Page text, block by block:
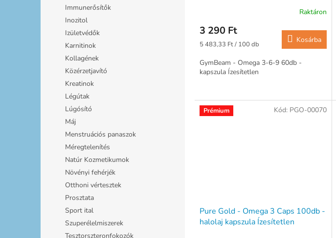
Immunerősítők
Inozitol
Izületvédők
Karnitinok
Kollagének
Közérzetjavító
Kreatinok
Légútak
Lúgósító
Máj
Menstruációs panaszok
Méregtelenítés
Natúr Kozmetikumok
Növényi fehérjék
Otthoni vértesztek
Prosztata
Sport ital
Szuperélelmiszerek
Tesztorszteronfokozók
Raktáron
3 290 Ft
Egységár:
5 483,33 Ft / 100 db Kosárba
GymBeam - Omega 3-6-9 60db -
kapszula Ízesítetlen
Prémium
Pure Gold - Omega 3 Caps 100db -
halolaj kapszula Ízesítetlen
Kód: PGO-00070